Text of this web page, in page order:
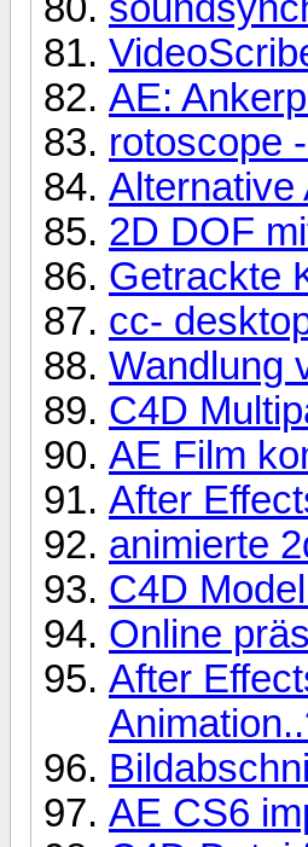
AE:
rotoscope
Alternative
2D DOF
Getrackte
cc-
Wandlung
C4D
AE Film
After
animierte
C4D
Online
After
AE CS6